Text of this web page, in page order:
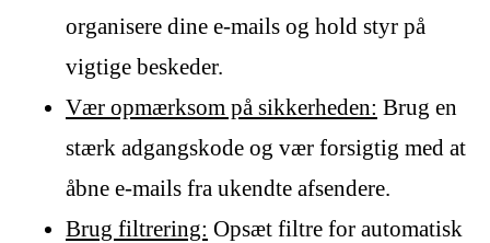
organisere dine e-mails og hold styr på
vigtige beskeder.
Vær opmærksom på sikkerheden: Brug en
stærk adgangskode og vær forsigtig med at
åbne e-mails fra ukendte afsendere.
Brug filtrering: Opsæt filtre for automatisk